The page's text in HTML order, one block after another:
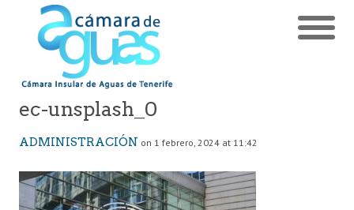
ec-unsplash_0
ADMINISTRACIÓN on 1 febrero, 2024 at 11:42